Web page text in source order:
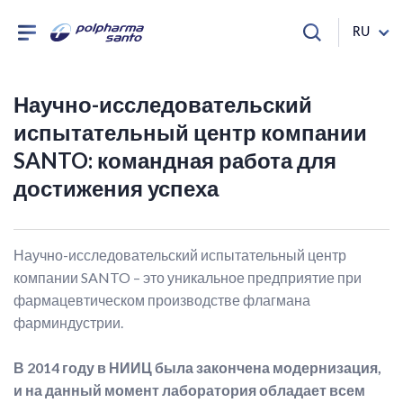
RU
Научно-исследовательский
испытательный центр компании
SANTO: командная работа для
достижения успеха
Научно-исследовательский испытательный центр
компании SANTO – это уникальное предприятие при
фармацевтическом производстве флагмана
фарминдустрии.
В 2014 году в НИИЦ была закончена модернизация,
и на данный момент лаборатория обладает всем